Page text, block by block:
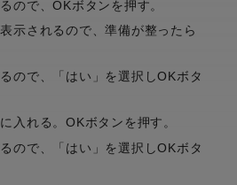
ので、OKボタンを押す。
示されるので、準備が整ったら
ので、「はい」を選択しOKボタ
入れる。OKボタンを押す。
ので、「はい」を選択しOKボタ